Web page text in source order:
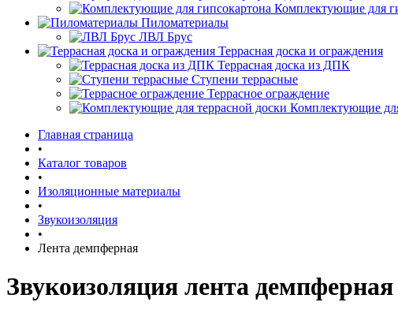
Комплектующие для
Пиломатериалы
ЛВЛ Брус
Террасная доска и ограждения
Террасная доска из ДПК
Ступени террасные
Террасное ограждение
Комплектующие
Главная страница
•
Каталог товаров
•
Изоляционные материалы
•
Звукоизоляция
•
Лента демпферная
Звукоизоляция лента демпферная